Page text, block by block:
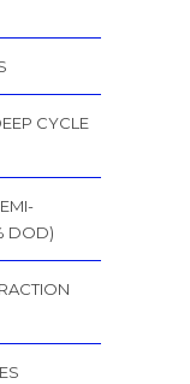
CYCLE
DOD)